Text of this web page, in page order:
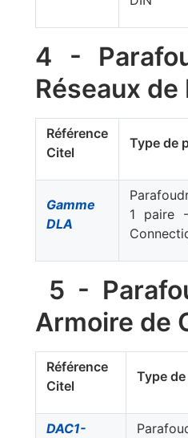
4 -
Réseaux
Référence
Citel
Type de
Gamme
DLA
1 paire
5 -
Armoire de
Référence
Citel
Type
DAC1-